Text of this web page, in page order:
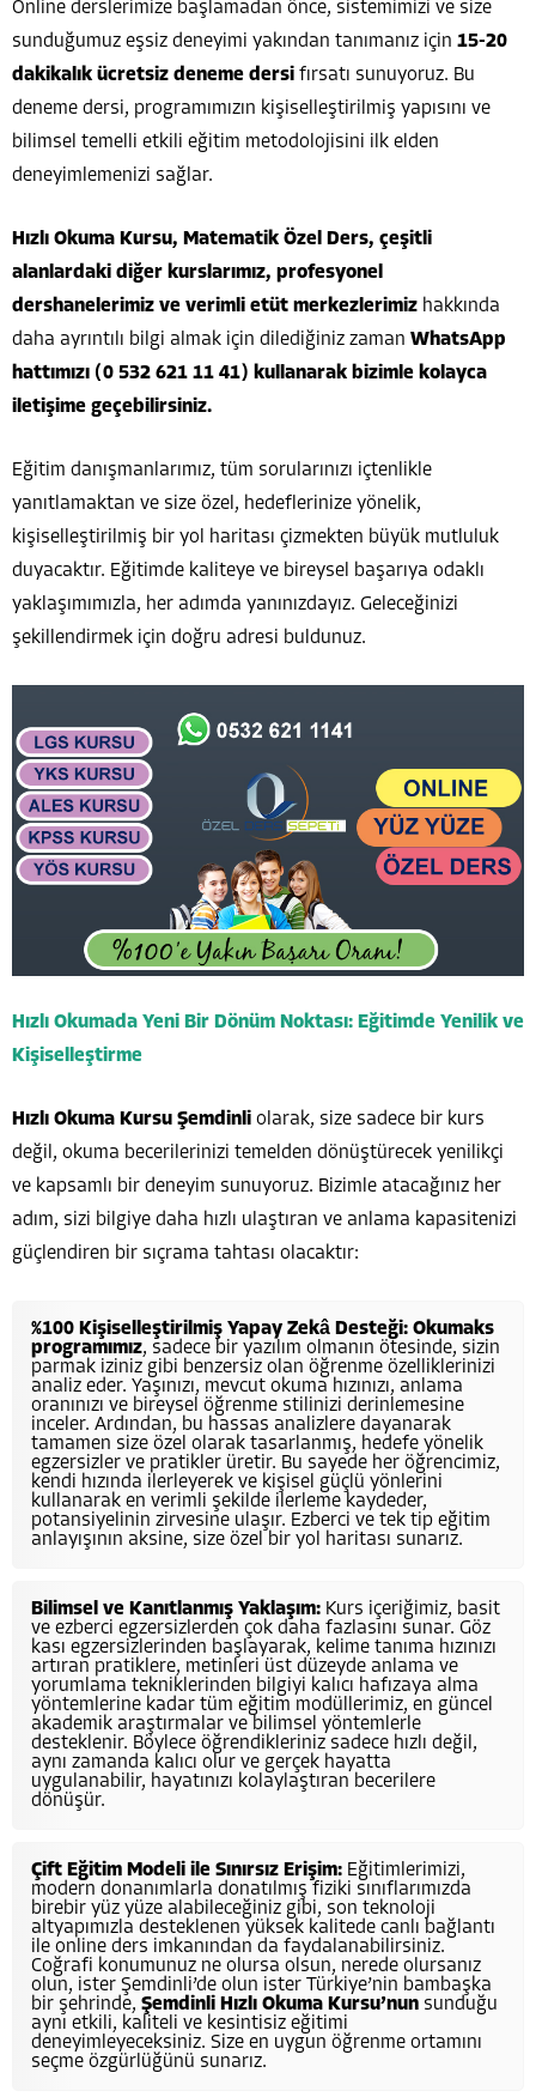
Online derslerimize başlamadan önce, sistemimizi ve size
sunduğumuz eşsiz deneyimi yakından tanımanız için 15-20
dakikalık ücretsiz deneme dersi fırsatı sunuyoruz. Bu
deneme dersi, programımızın kişiselleştirilmiş yapısını ve
bilimsel temelli etkili eğitim metodolojisini ilk elden
deneyimlemenizi sağlar.
Hızlı Okuma Kursu, Matematik Özel Ders, çeşitli
alanlardaki diğer kurslarımız, profesyonel
dershanelerimiz ve verimli etüt merkezlerimiz hakkında
daha ayrıntılı bilgi almak için dilediğiniz zaman WhatsApp
hattımızı (0 532 621 11 41) kullanarak bizimle kolayca
iletişime geçebilirsiniz.
Eğitim danışmanlarımız, tüm sorularınızı içtenlikle
yanıtlamaktan ve size özel, hedeflerinize yönelik,
kişiselleştirilmiş bir yol haritası çizmekten büyük mutluluk
duyacaktır. Eğitimde kaliteye ve bireysel başarıya odaklı
yaklaşımımızla, her adımda yanınızdayız. Geleceğinizi
şekillendirmek için doğru adresi buldunuz.
Hızlı Okumada Yeni Bir Dönüm Noktası: Eğitimde Yenilik ve
Kişiselleştirme
Hızlı Okuma Kursu Şemdinli olarak, size sadece bir kurs
değil, okuma becerilerinizi temelden dönüştürecek yenilikçi
ve kapsamlı bir deneyim sunuyoruz. Bizimle atacağınız her
adım, sizi bilgiye daha hızlı ulaştıran ve anlama kapasitenizi
güçlendiren bir sıçrama tahtası olacaktır:
%100 Kişiselleştirilmiş Yapay Zekâ Desteği: Okumaks
programımız, sadece bir yazılım olmanın ötesinde, sizin
parmak iziniz gibi benzersiz olan öğrenme özelliklerinizi
analiz eder. Yaşınızı, mevcut okuma hızınızı, anlama
oranınızı ve bireysel öğrenme stilinizi derinlemesine
inceler. Ardından, bu hassas analizlere dayanarak
tamamen size özel olarak tasarlanmış, hedefe yönelik
egzersizler ve pratikler üretir. Bu sayede her öğrencimiz,
kendi hızında ilerleyerek ve kişisel güçlü yönlerini
kullanarak en verimli şekilde ilerleme kaydeder,
potansiyelinin zirvesine ulaşır. Ezberci ve tek tip eğitim
anlayışının aksine, size özel bir yol haritası sunarız.
Bilimsel ve Kanıtlanmış Yaklaşım: Kurs içeriğimiz, basit
ve ezberci egzersizlerden çok daha fazlasını sunar. Göz
kası egzersizlerinden başlayarak, kelime tanıma hızınızı
artıran pratiklere, metinleri üst düzeyde anlama ve
yorumlama tekniklerinden bilgiyi kalıcı hafızaya alma
yöntemlerine kadar tüm eğitim modüllerimiz, en güncel
akademik araştırmalar ve bilimsel yöntemlerle
desteklenir. Böylece öğrendikleriniz sadece hızlı değil,
aynı zamanda kalıcı olur ve gerçek hayatta
uygulanabilir, hayatınızı kolaylaştıran becerilere
dönüşür.
Çift Eğitim Modeli ile Sınırsız Erişim: Eğitimlerimizi,
modern donanımlarla donatılmış fiziki sınıflarımızda
birebir yüz yüze alabileceğiniz gibi, son teknoloji
altyapımızla desteklenen yüksek kalitede canlı bağlantı
ile online ders imkanından da faydalanabilirsiniz.
Coğrafi konumunuz ne olursa olsun, nerede olursanız
olun, ister Şemdinli’de olun ister Türkiye’nin bambaşka
bir şehrinde, Şemdinli Hızlı Okuma Kursu’nun sunduğu
aynı etkili, kaliteli ve kesintisiz eğitimi
deneyimleyeceksiniz. Size en uygun öğrenme ortamını
seçme özgürlüğünü sunarız.